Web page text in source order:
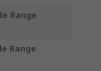
Range
Range